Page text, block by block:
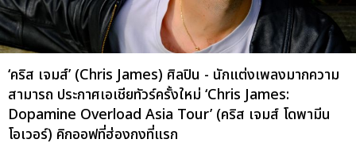
‘คริส เจมส์’ (Chris James) ศิลปิน - นักแต่งเพลงมากความ
สามารถ ประกาศเอเชียทัวร์ครั้งใหม่ ‘Chris James:
Dopamine Overload Asia Tour’ (คริส เจมส์ โดพามีน
โอเวอร์) คิกออฟที่ฮ่องกงที่แรก